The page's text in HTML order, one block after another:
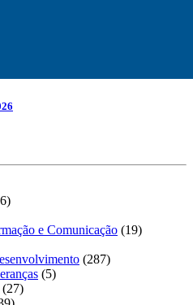
e Comunicação (19)
(287)
(5)
(27)